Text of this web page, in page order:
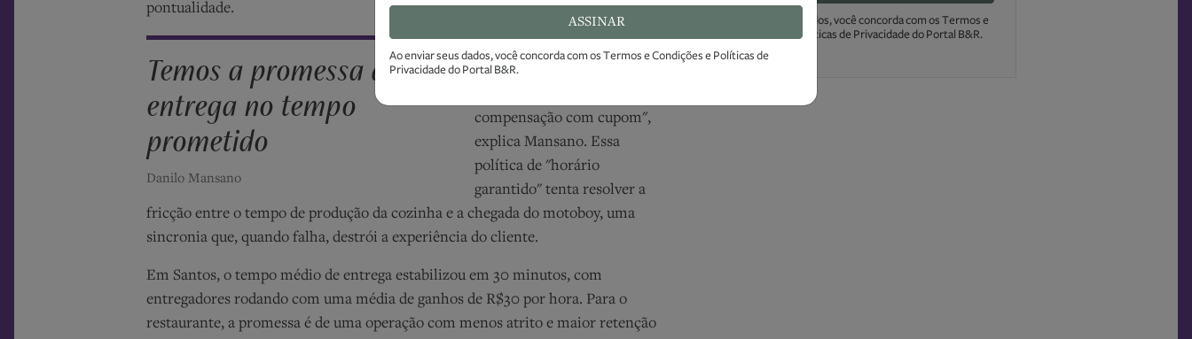
pontualidade.
Temos a promessa de
entrega no tempo
prometido
Danilo Mansano
"Temos a promessa de
entrega no tempo prometido;
compensação com cupom",
explica Mansano. Essa
política de "horário
garantido" tenta resolver a
fricção entre o tempo de produção da cozinha e a chegada do motoboy, uma
sincronia que, quando falha, destrói a experiência do cliente.
Em Santos, o tempo médio de entrega estabilizou em 30 minutos, com
entregadores rodando com uma média de ganhos de R$30 por hora. Para o
restaurante, a promessa é de uma operação com menos atrito e maior retenção
Ao enviar seus dados, você concorda com os Termos e
Condições e Políticas de Privacidade do Portal B&R.
ASSINAR
Ao enviar seus dados, você concorda com osTermos e CondiçõesePolíticas de
Privacidadedo Portal B&R.